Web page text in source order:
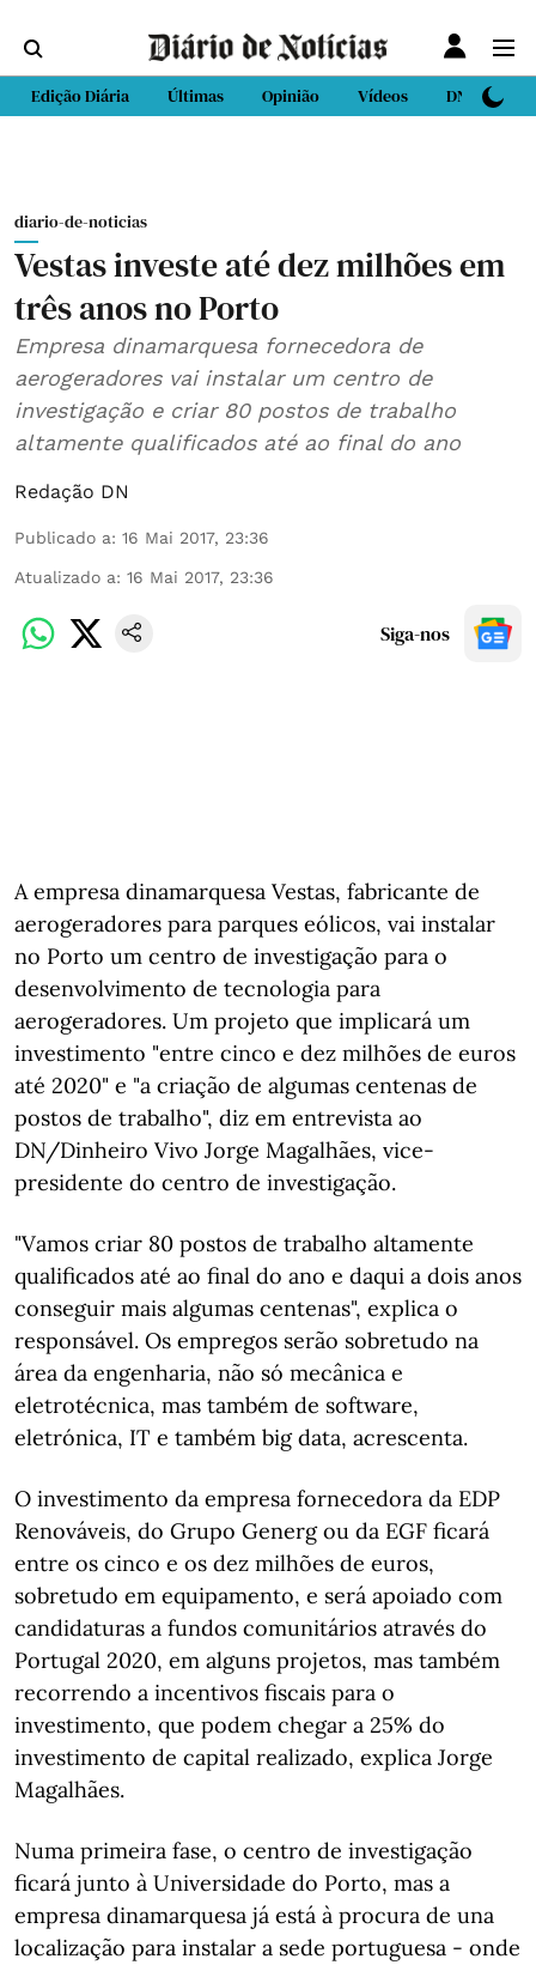
Edição Diária Últimas Opinião Vídeos DN Sport
diario-de-noticias
Vestas investe até dez milhões em
três anos no Porto
Empresa dinamarquesa fornecedora de
aerogeradores vai instalar um centro de
investigação e criar 80 postos de trabalho
altamente qualificados até ao final do ano
Redação DN
Publicado a: 16 Mai 2017, 23:36
Atualizado a: 16 Mai 2017, 23:36
Siga-nos
A empresa dinamarquesa Vestas, fabricante de
aerogeradores para parques eólicos, vai instalar
no Porto um centro de investigação para o
desenvolvimento de tecnologia para
aerogeradores. Um projeto que implicará um
investimento "entre cinco e dez milhões de euros
até 2020" e "a criação de algumas centenas de
postos de trabalho", diz em entrevista ao
DN/Dinheiro Vivo Jorge Magalhães, vice-
presidente do centro de investigação.
"Vamos criar 80 postos de trabalho altamente
qualificados até ao final do ano e daqui a dois anos
conseguir mais algumas centenas", explica o
responsável. Os empregos serão sobretudo na
área da engenharia, não só mecânica e
eletrotécnica, mas também de software,
eletrónica, IT e também big data, acrescenta.
O investimento da empresa fornecedora da EDP
Renováveis, do Grupo Generg ou da EGF ficará
entre os cinco e os dez milhões de euros,
sobretudo em equipamento, e será apoiado com
candidaturas a fundos comunitários através do
Portugal 2020, em alguns projetos, mas também
recorrendo a incentivos fiscais para o
investimento, que podem chegar a 25% do
investimento de capital realizado, explica Jorge
Magalhães.
Numa primeira fase, o centro de investigação
ficará junto à Universidade do Porto, mas a
empresa dinamarquesa já está à procura de una
localização para instalar a sede portuguesa - onde